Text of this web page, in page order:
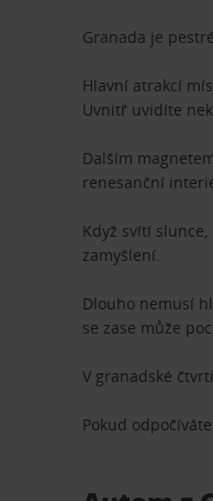
Granada je
Hlavní atrakcí
Uvnitř uvidíte
Dalším
renesanční
Když svítí
zamyšlení.
Dlouho nemusí
se zase může
V granadské
Pokud